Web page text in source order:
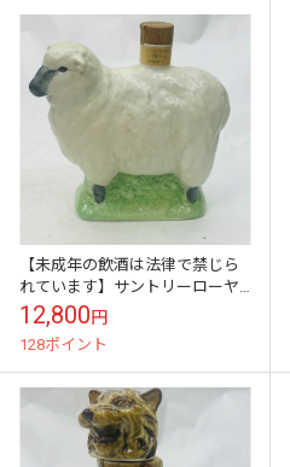
【未成年の飲酒は法律で禁じら
れています】サントリーローヤ
ル羊歳ボトル600ml43度
12,800円
128ポイント